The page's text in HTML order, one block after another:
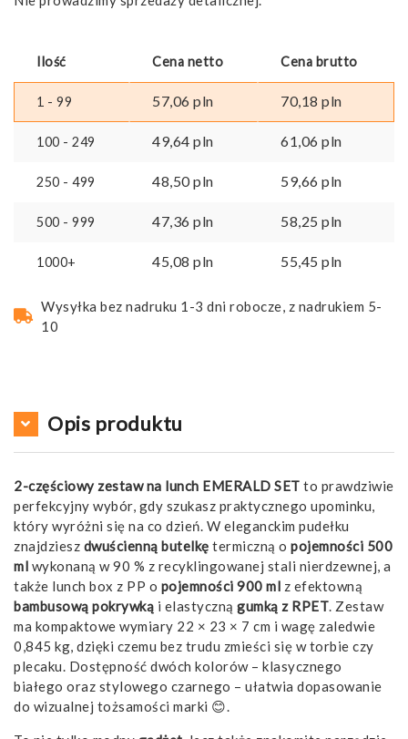
Ilość Cena netto Cena brutto
1 - 99 57,06 pln 70,18 pln
100 - 249 49,64 pln 61,06 pln
250 - 499 48,50pln 59,66 pln
500 - 999 47,36 pln 58,25 pln
1000+ 45,08 pln 55,45 pln
Wysyłka bez nadruku 1-3 dni robocze, z nadrukiem 5-
10
Opis produktu
2-częściowy zestaw na lunch EMERALD SET to prawdziwie
perfekcyjny wybór, gdy szukasz praktycznego upominku,
który wyróżni się na co dzień. W eleganckim pudełku
znajdziesz dwuścienną butelkę termiczną o pojemności 500
ml wykonaną w 90 % z recyklingowanej stali nierdzewnej, a
także lunch box z PP o pojemności 900 ml z efektowną
bambusową pokrywką i elastyczną gumką z RPET. Zestaw
ma kompaktowe wymiary 22 × 23 × 7 cm i wagę zaledwie
0,845 kg, dzięki czemu bez trudu zmieści się w torbie czy
plecaku. Dostępność dwóch kolorów – klasycznego
białego oraz stylowego czarnego – ułatwia dopasowanie
do wizualnej tożsamości marki 😊.